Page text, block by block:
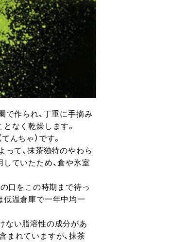
で作られ、丁重に手摘み
なく乾燥します。
んちゃ）です。
って、抹茶独特のやわら
ていたため、倉や氷室
口をこの時期まで待っ
低温倉庫で一年中均一
ない脂溶性の成分があ
まれていますが、抹茶